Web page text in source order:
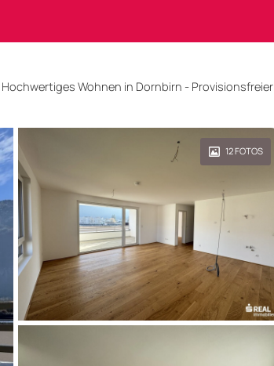
Hochwertiges Wohnen in Dornbirn - Provisionsfreier
12FOTOS